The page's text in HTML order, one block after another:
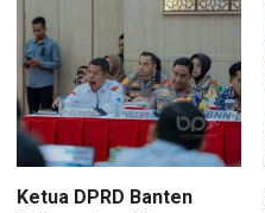
Ketua DPRD Banten